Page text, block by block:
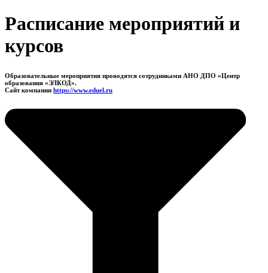
Расписание мероприятий и
курсов
Образовательные мероприятия проводятся сотрудниками АНО ДПО «Центр
образования «ЭЛКОД».
Сайт компании https://www.eduel.ru